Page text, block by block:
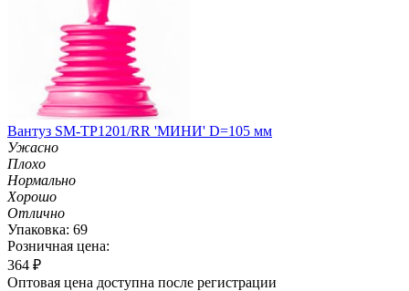
Вантуз SM-TP1201/RR 'МИНИ' D=105 мм
Ужасно
Плохо
Нормально
Хорошо
Отлично
Упаковка: 69
Розничная цена:
364 ₽
Оптовая цена доступна после регистрации